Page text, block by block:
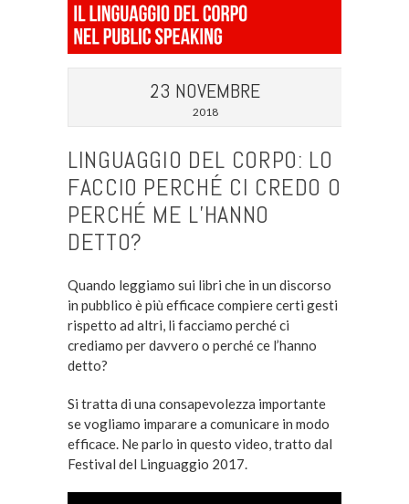
23 NOVEMBRE
2018
LINGUAGGIO DEL CORPO: LO
FACCIO PERCHÉ CI CREDO O
PERCHÉ ME L’HANNO
DETTO?
Quando leggiamo sui libri che in un discorso
in pubblico è più efficace compiere certi gesti
rispetto ad altri, li facciamo perché ci
crediamo per davvero o perché ce l’hanno
detto?
Si tratta di una consapevolezza importante
se vogliamo imparare a comunicare in modo
efficace. Ne parlo in questo video, tratto dal
Festival del Linguaggio 2017.